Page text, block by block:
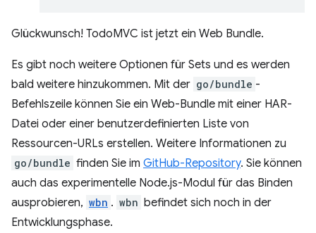
Glückwunsch! TodoMVC ist jetzt ein Web Bundle.
Es gibt noch weitere Optionen für Sets und es werden
bald weitere hinzukommen. Mit der go/bundle -
Befehlszeile können Sie ein Web-Bundle mit einer HAR-
Datei oder einer benutzerdefinierten Liste von
Ressourcen-URLs erstellen. Weitere Informationen zu
go/bundle finden Sie im GitHub-Repository. Sie können
auch das experimentelle Node.js-Modul für das Binden
ausprobieren, wbn . wbn befindet sich noch in der
Entwicklungsphase.